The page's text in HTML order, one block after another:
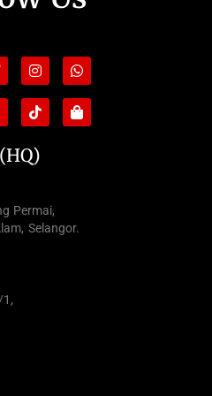
InstagramWhatsapp
TiktokShopping-
bag
Permai,
Selangor.